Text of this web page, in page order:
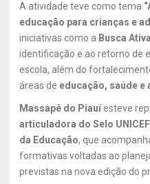
A atividade teve como tema
educação para crianças e
iniciativas como a Busca
identificação e ao retorno de
escola, além do
áreas de educação, saúde e
Massapê do Piauíesteve
articuladora do Selo UNICEF
da Educação, que
formativas voltadas ao
previstas na nova edição do